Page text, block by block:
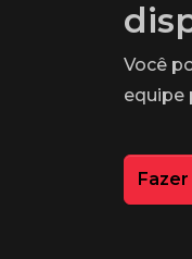
Você
equipe